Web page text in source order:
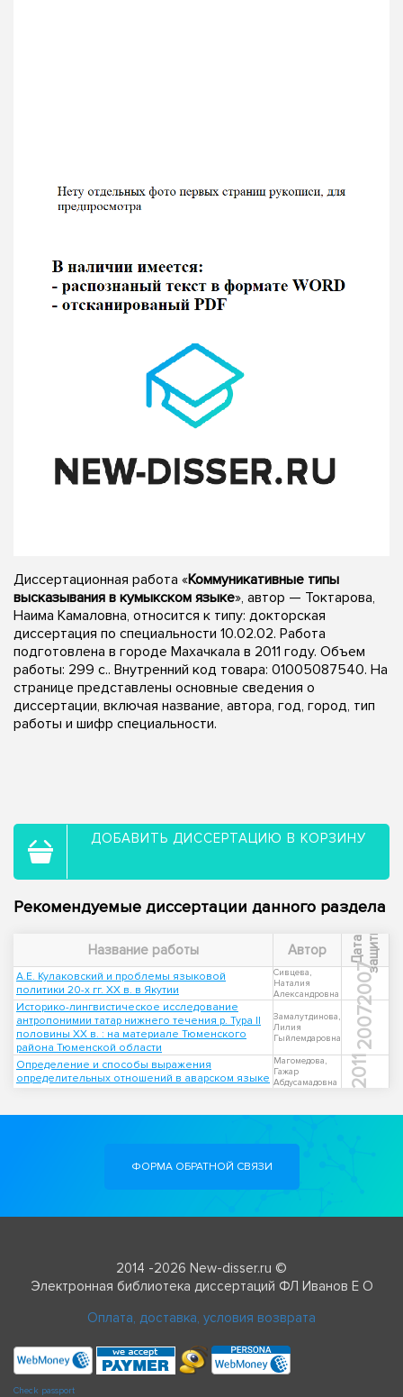
Диссертационная работа «Коммуникативные типы
высказывания в кумыкском языке», автор — Токтарова,
Наима Камаловна, относится к типу: докторская
диссертация по специальности 10.02.02. Работа
подготовлена в городе Махачкала в 2011 году. Объем
работы: 299 с.. Внутренний код товара: 01005087540. На
странице представлены основные сведения о
диссертации, включая название, автора, год, город, тип
работы и шифр специальности.
ДОБАВИТЬ ДИССЕРТАЦИЮ В КОРЗИНУ
Рекомендуемые диссертации данного раздела
Название работы Автор Д
а
т
а
з
а
щ
и
т ы
А.Е. Кулаковский и проблемы языковой
политики 20-х гг. XX в. в Якутии
Сивцева,
Наталия
Александровна
2007
Историко-лингвистическое исследование
антропонимии татар нижнего течения р. Тура II
половины XX в. : на материале Тюменского
района Тюменской области
Замалутдинова,
Лилия
Гыйлемдаровна
2007
Определение и способы выражения
определительных отношений в аварском языке
Магомедова,
Гажар
Абдусамадовна
2011
ФОРМА ОБРАТНОЙ СВЯЗИ
2014 -2026 New-disser.ru ©
Электронная библиотека диссертаций ФЛ Иванов Е О
Оплата, доставка, условия возврата
Check passport